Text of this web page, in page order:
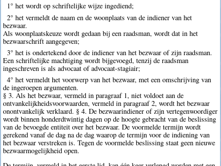
1° het wordt op schriftelijke wijze ingediend;
2° het vermeldt de naam en de woonplaats van de indiener van het
bezwaar.
Als woonplaatskeuze wordt gedaan bij een raadsman, wordt dat in het
bezwaarschrift aangegeven;
3° het is ondertekend door de indiener van het bezwaar of zijn raadsman.
Een schriftelijke machtiging wordt bijgevoegd, tenzij de raadsman
ingeschreven is als advocaat of advocaat-stagiair;
4° het vermeldt het voorwerp van het bezwaar, met een omschrijving van
de ingeroepen argumenten.
§ 3. Als het bezwaar, vermeld in paragraaf 1, niet voldoet aan de
ontvankelijkheidsvoorwaarden, vermeld in paragraaf 2, wordt het bezwaar
onontvankelijk verklaard. § 4. De bezwaarindiener of zijn vertegenwoordiger
wordt binnen honderdtwintig dagen op de hoogte gebracht van de beslissing
van de bevoegde entiteit over het bezwaar. De voormelde termijn wordt
gerekend vanaf de dag na de dag waarop de termijn voor de indiening van
het bezwaar verstreken is. Tegen de voormelde beslissing staat geen nieuwe
bezwaarmogelijkheid open.